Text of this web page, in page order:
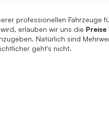
professionellen Fahrzeuge
erlauben wir uns die
Natürlich sind
geht's nicht.